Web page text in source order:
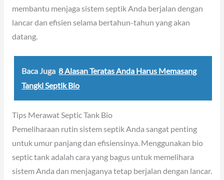
membantu menjaga sistem septik Anda berjalan dengan
lancar dan efisien selama bertahun-tahun yang akan
datang.
Baca Juga 8 Alasan Teratas Anda Harus Memasang
Tangki Septik Bio
Tips Merawat Septic Tank Bio
Pemeliharaan rutin sistem septik Anda sangat penting
untuk umur panjang dan efisiensinya. Menggunakan bio
septic tank adalah cara yang bagus untuk memelihara
sistem Anda dan menjaganya tetap berjalan dengan lancar.